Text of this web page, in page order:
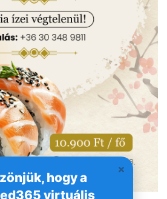
hogy a
virtuális